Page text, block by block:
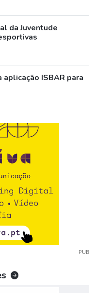
da Juventude
ISBAR para
PUB